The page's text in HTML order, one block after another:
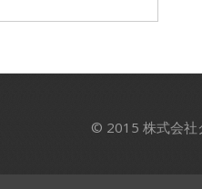
© 2015 株式会社